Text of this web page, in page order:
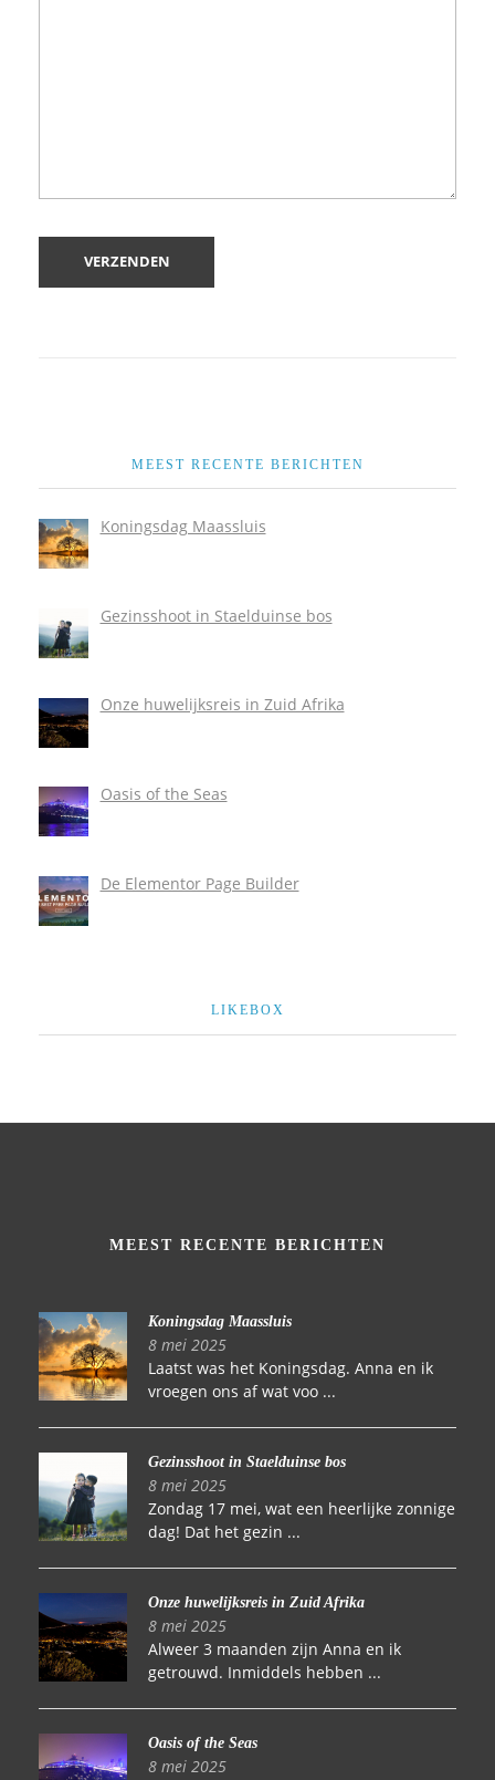
MEEST RECENTE BERICHTEN
Koningsdag Maassluis
Gezinsshoot in Staelduinse bos
Onze huwelijksreis in Zuid Afrika
Oasis of the Seas
De Elementor Page Builder
LIKEBOX
MEEST RECENTE BERICHTEN
Koningsdag Maassluis
8 mei 2025
Laatst was het Koningsdag. Anna en ik
vroegen ons af wat voo ...
Gezinsshoot in Staelduinse bos
8 mei 2025
Zondag 17 mei, wat een heerlijke zonnige
dag! Dat het gezin ...
Onze huwelijksreis in Zuid Afrika
8 mei 2025
Alweer 3 maanden zijn Anna en ik
getrouwd. Inmiddels hebben ...
Oasis of the Seas
8 mei 2025